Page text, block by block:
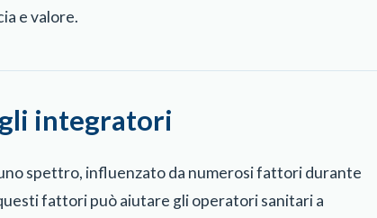
e valore.
integratori
spettro, influenzato da numerosi fattori durante
fattori può aiutare gli operatori sanitari a